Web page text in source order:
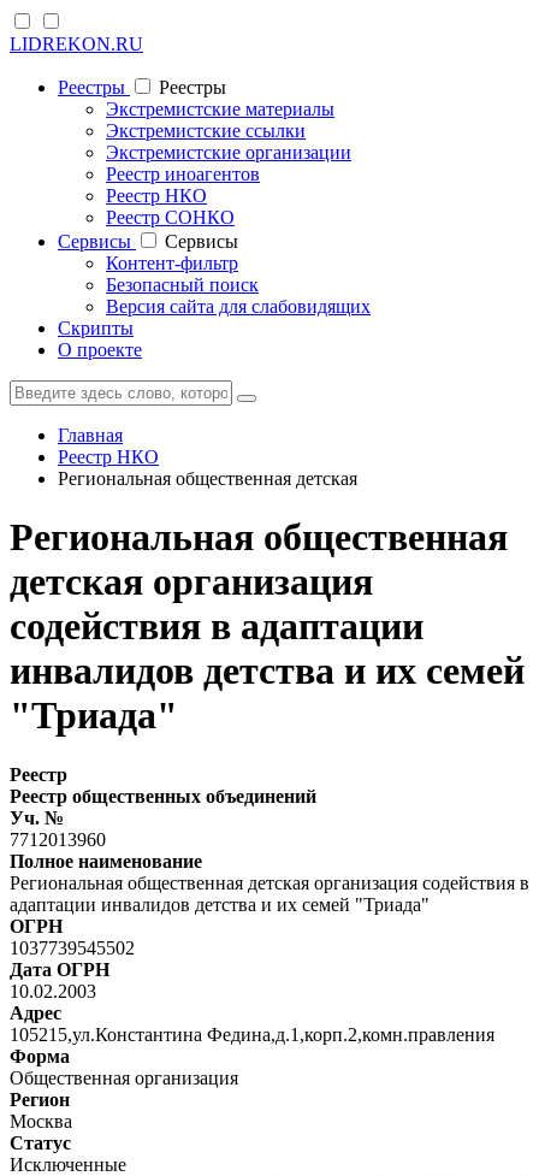
LIDREKON.RU
Реестры
Реестры
Экстремистские материалы
Экстремистские ссылки
Экстремистские организации
Реестр иноагентов
Реестр НКО
Реестр СОНКО
Cервисы
Cервисы
Контент-фильтр
Безопасный поиск
Версия сайта для слабовидящих
Скрипты
О проекте
Главная
Реестр НКО
Региональная общественная детская
Региональная общественная
детская организация
содействия в адаптации
инвалидов детства и их семей
"Триада"
Реестр
Реестр общественных объединений
Уч. №
7712013960
Полное наименование
Региональная общественная детская организация содействия в
адаптации инвалидов детства и их семей "Триада"
ОГРН
1037739545502
Дата ОГРН
10.02.2003
Адрес
105215,ул.Константина Федина,д.1,корп.2,комн.правления
Форма
Общественная организация
Регион
Москва
Статус
Исключенные